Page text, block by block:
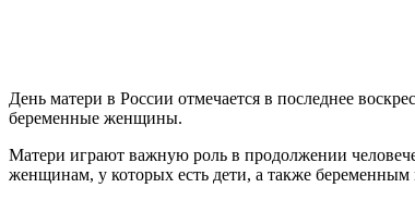
День матери в России отмечается в последнее
беременные женщины.
Матери играют важную роль в продолжении
женщинам, у которых есть дети, а также